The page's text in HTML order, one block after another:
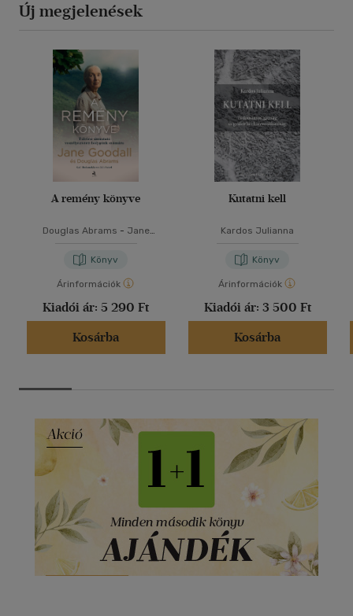
Új megjelenések
A remény könyve
Douglas Abrams - Jane
Könyv
Árinformációk
Kiadói ár: 5 290 Ft
Kosárba
Kutatni kell
Kardos Julianna
Könyv
Árinformációk
Kiadói ár: 3 500 Ft
Kosárba